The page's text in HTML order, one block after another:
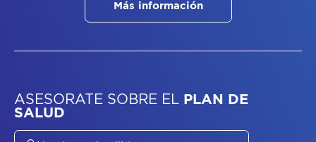
Más información